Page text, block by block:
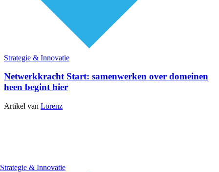
Strategie & Innovatie
Strategie & Innovatie
Netwerkkracht Start: samenwerken over domeinen
heen begint hier
Artikel van Lorenz